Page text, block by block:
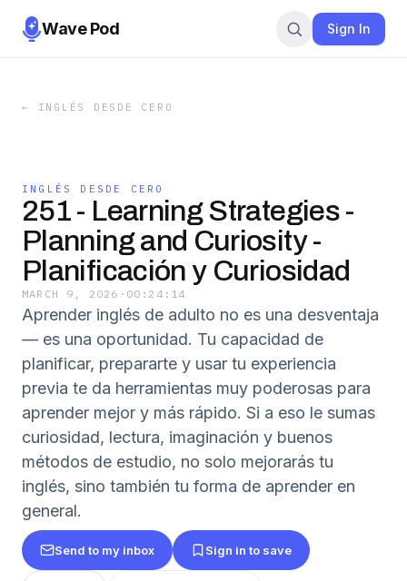
Wave Pod Sign In
← INGLÉS DESDE CERO
INGLÉS DESDE CERO
251 - Learning Strategies -
Planning and Curiosity -
Planificación y Curiosidad
MARCH 9, 2026 · 00:24:14
Aprender inglés de adulto no es una desventaja
— es una oportunidad. Tu capacidad de
planificar, prepararte y usar tu experiencia
previa te da herramientas muy poderosas para
aprender mejor y más rápido. Si a eso le sumas
curiosidad, lectura, imaginación y buenos
métodos de estudio, no solo mejorarás tu
inglés, sino también tu forma de aprender en
general.
Send to my inbox Sign in to save